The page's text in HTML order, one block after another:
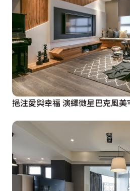
挹注愛與幸福 演繹微星巴克風美